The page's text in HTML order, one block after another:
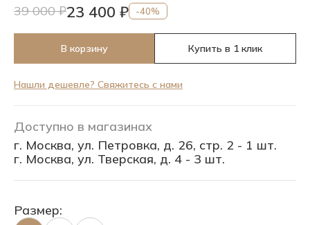
39 000 ₽23 400 ₽ -40%
В корзину Купить в 1 клик
Нашли дешевле? Свяжитесь с нами
Доступно в магазинах
г. Москва, ул. Петровка, д. 26, стр. 2 - 1 шт.
г. Москва, ул. Тверская, д. 4 - 3 шт.
Размер: